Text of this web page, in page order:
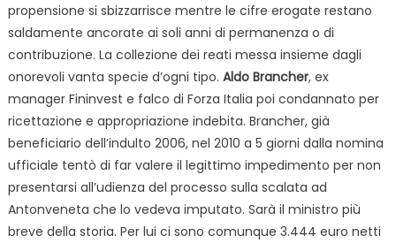
propensione si sbizzarrisce mentre le cifre erogate restano
saldamente ancorate ai soli anni di permanenza o di
contribuzione. La collezione dei reati messa insieme dagli
onorevoli vanta specie d’ogni tipo. Aldo Brancher, ex
manager Fininvest e falco di Forza Italia poi condannato per
ricettazione e appropriazione indebita. Brancher, già
beneficiario dell’indulto 2006, nel 2010 a 5 giorni dalla nomina
ufficiale tentò di far valere il legittimo impedimento per non
presentarsi all’udienza del processo sulla scalata ad
Antonveneta che lo vedeva imputato. Sarà il ministro più
breve della storia. Per lui ci sono comunque 3.444 euro netti